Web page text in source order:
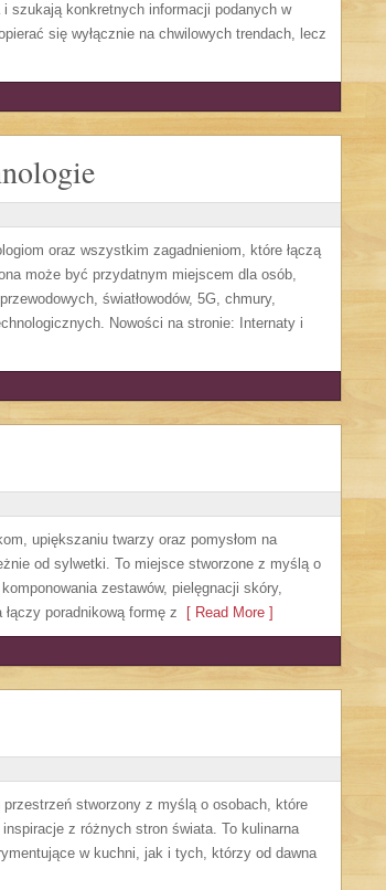
szukają konkretnych informacji podanych w
się wyłącznie na chwilowych trendach, lecz
oraz wszystkim zagadnieniom, które łączą
może być przydatnym miejscem dla osób,
światłowodów, 5G, chmury,
Nowości na stronie: Internaty i
upiększaniu twarzy oraz pomysłom na
od sylwetki. To miejsce stworzone z myślą o
zestawów, pielęgnacji skóry,
poradnikową formę z [ Read More ]
stworzony z myślą o osobach, które
z różnych stron świata. To kulinarna
w kuchni, jak i tych, którzy od dawna